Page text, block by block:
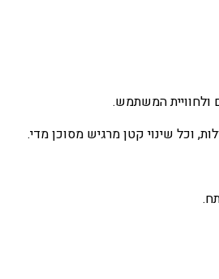
ולחוויית המשתמש.
וכל שינוי קטן מרגיש מסוכן מדי.